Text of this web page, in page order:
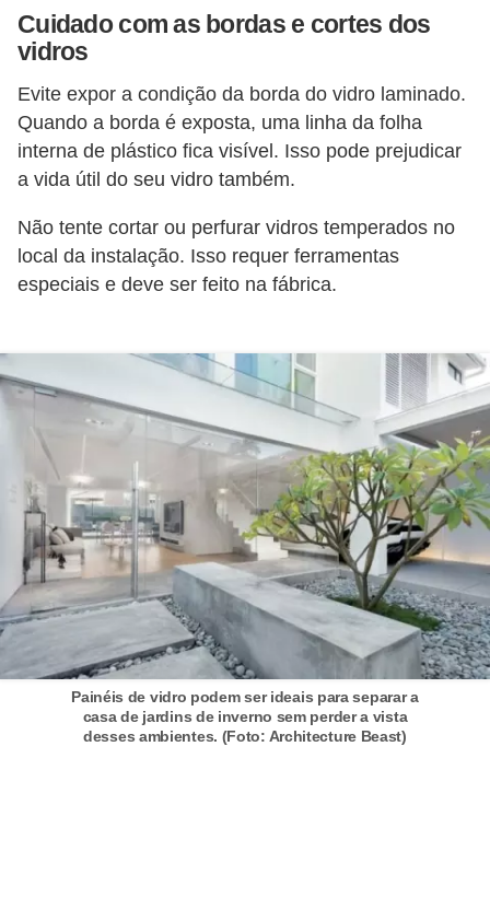
Cuidado com as bordas e cortes dos
vidros
Evite expor a condição da borda do vidro laminado.
Quando a borda é exposta, uma linha da folha
interna de plástico fica visível. Isso pode prejudicar
a vida útil do seu vidro também.
Não tente cortar ou perfurar vidros temperados no
local da instalação. Isso requer ferramentas
especiais e deve ser feito na fábrica.
Painéis de vidro podem ser ideais para separar a
casa de jardins de inverno sem perder a vista
desses ambientes. (Foto: Architecture Beast)